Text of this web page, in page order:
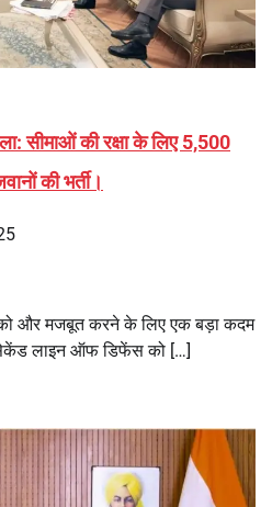
सीमाओं की रक्षा के लिए 5,500
की भर्ती।
को और मजबूत करने के लिए एक बड़ा कदम
सेकेंड लाइन ऑफ डिफेंस को […]